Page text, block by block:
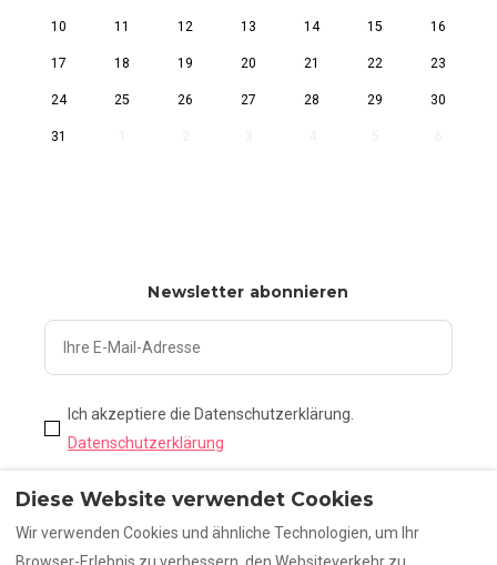
10 11 12 13 14 15 16
17 18 19 20 21 22 23
24 25 26 27 28 29 30
31
Newsletter abonnieren
Abonnieren
Ich akzeptiere die Datenschutzerklärung.
Datenschutzerklärung
Diese Website verwendet Cookies
Wir verwenden Cookies und ähnliche Technologien, um Ihr
Browser-Erlebnis zu verbessern, den Websiteverkehr zu